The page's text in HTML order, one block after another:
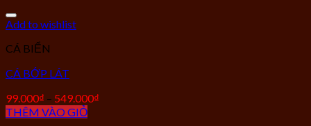
Add to wishlist
CÁ BIỂN
CÁ BỚP LÁT
99.000₫ – 549.000₫
THÊM VÀO GIỎ